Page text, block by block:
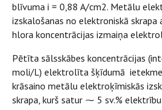
blīvuma i = 0,88 A/cm2. Metālu
izskalošanas no elektroniskā
hlora koncentrācijas izmaiņa
Pētīta sālsskābes koncentrācijas
moli/L) elektrolīta šķīdumā
krāsaino metālu elektroķīmiskās
skrapa, kurš satur ⁓ 5 sv.%